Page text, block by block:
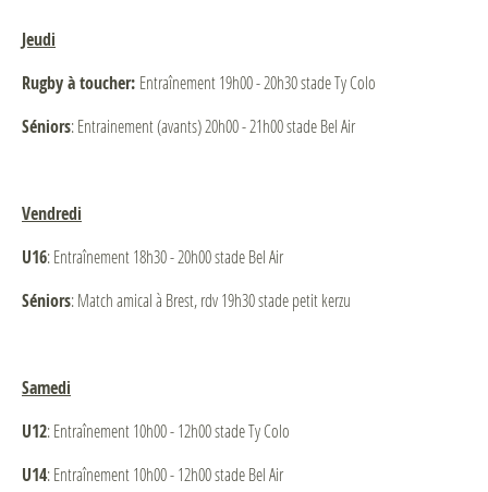
Jeudi
Rugby à toucher: Entraînement 19h00 - 20h30 stade Ty Colo
Séniors: Entrainement (avants) 20h00 - 21h00 stade Bel Air
Vendredi
U16: Entraînement 18h30 - 20h00 stade Bel Air
Séniors: Match amical à Brest, rdv 19h30 stade petit kerzu
Samedi
U12: Entraînement 10h00 - 12h00 stade Ty Colo
U14: Entraînement 10h00 - 12h00 stade Bel Air